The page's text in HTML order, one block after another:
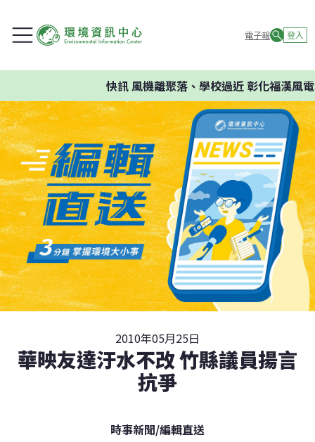
電子報 登入
快訊風機離聚落、學校過近 彰化福漢風電
2010年05月25日
華映友達汙水不改 竹縣議員揚言
抗爭
時事新聞/編輯直送